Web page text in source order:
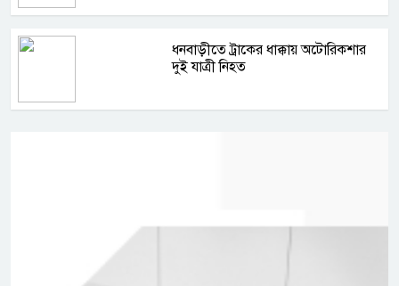
ধনবাড়ী‌তে ট্রাকের ধাক্কায় অটোরিকশার
দুই যাত্রী নিহত